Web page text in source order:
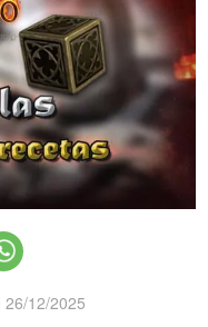
26/12/2025